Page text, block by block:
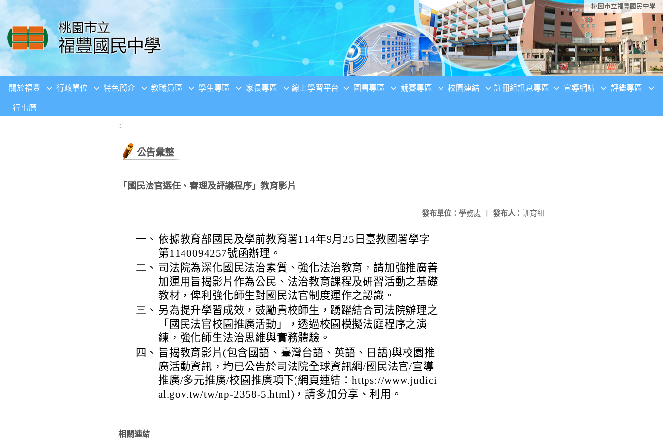
移至網頁之主要內容區位置 桃園市立福豐國民中學
關於福豐 行政單位 特色簡介 教職員區 學生專區 家長專區 線上學習平台 圖書專區 競賽專區 校園連結 註冊組訊息專區 宣導網站 評鑑專區
行事曆
:::
公告彙整
「國民法官選任、審理及評議程序」教育影片
發布人： 訓育組
發布單位： 學務處 |
一、 依據教育部國民及學前教育署114年9月25日臺教國署學字
第1140094257號函辦理。
二、 司法院為深化國民法治素質、強化法治教育，請加強推廣善
加運用旨揭影片作為公民、法治教育課程及研習活動之基礎
教材，俾利強化師生對國民法官制度運作之認識。
三、 另為提升學習成效，鼓勵貴校師生，踴躍結合司法院辦理之
「國民法官校園推廣活動」，透過校園模擬法庭程序之演
練，強化師生法治思維與實務體驗。
四、 旨揭教育影片(包含國語、臺灣台語、英語、日語)與校園推
廣活動資訊，均已公告於司法院全球資訊網/國民法官/宣導
推廣/多元推廣/校園推廣項下(網頁連結：https://www.judici
al.gov.tw/tw/np-2358-5.html)，請多加分享、利用。
相關連結